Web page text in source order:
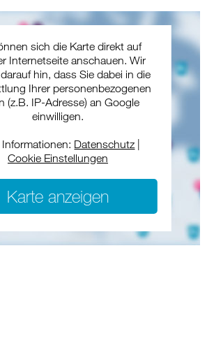
sich die Karte direkt auf
Internetseite anschauen. Wir
hin, dass Sie dabei in die
Ihrer personenbezogenen
(z.B. IP-Adresse) an Google
einwilligen.
Informationen: Datenschutz
Cookie Einstellungen
Karte anzeigen